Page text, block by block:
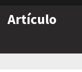
Artículo